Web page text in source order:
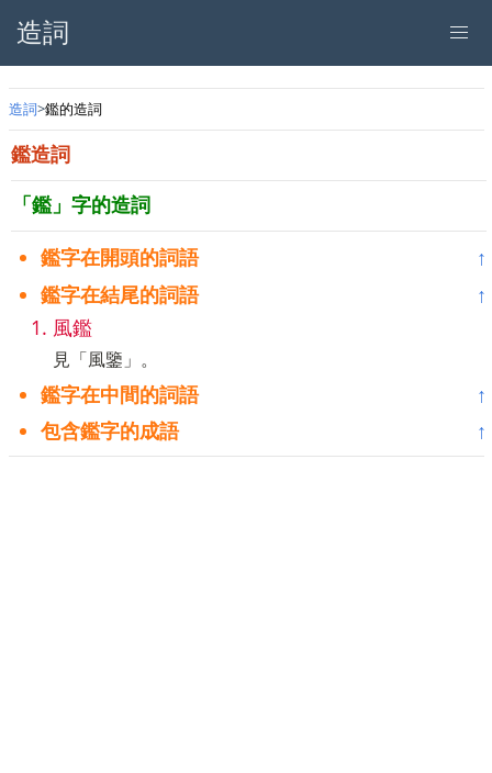
造詞
造詞 鑑的造詞
鑑造詞
「鑑」字的造詞
鑑字在開頭的詞語
↑
鑑字在結尾的詞語
↑
風鑑
見「風鑒」。
鑑字在中間的詞語
↑
包含鑑字的成語
↑